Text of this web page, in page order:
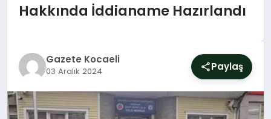
SIYASET
YAŞAM
Hakkında İddianame Hazırlandı
Gazete Kocaeli
03 Aralık 2024 Paylaş